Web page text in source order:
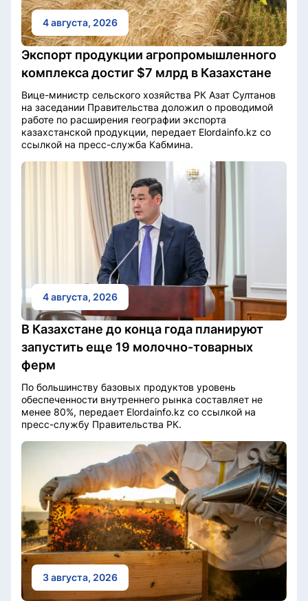
4 августа, 2026
Экспорт продукции агропромышленного
комплекса достиг $7 млрд в Казахстане
Вице-министр сельского хозяйства РК Азат Султанов
на заседании Правительства доложил о проводимой
работе по расширения географии экспорта
казахстанской продукции, передает Elordainfo.kz со
ссылкой на пресс-служба Кабмина.
4 августа, 2026
В Казахстане до конца года планируют
запустить еще 19 молочно-товарных
ферм
По большинству базовых продуктов уровень
обеспеченности внутреннего рынка составляет не
менее 80%, передает Elordainfo.kz со ссылкой на
пресс-службу Правительства РК.
3 августа, 2026